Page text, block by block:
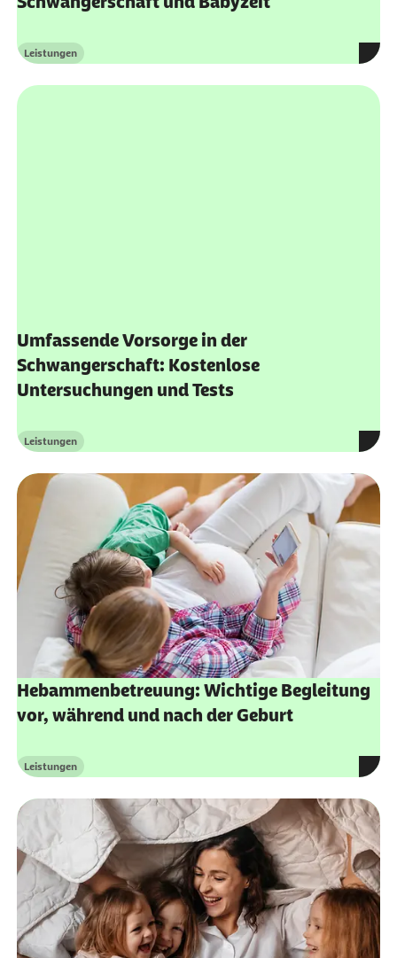
Kategorie
Leistungen
Hebammenbetreuung: Wichtige Begleitung
vor, während und nach der Geburt
Kategorie
Leistungen
Barmer Familienversicherung: Ihre Kinder